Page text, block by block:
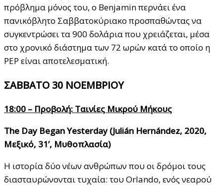
πρόβλημα μόνος του, ο Benjamin περνάει ένα
πανικόβλητο Σαββατοκύριακο προσπαθώντας να
συγκεντρώσει τα 900 δολάρια που χρειάζεται, μέσα
στο χρονικό διάστημα των 72 ωρών κατά το οποίο η
PEP είναι αποτελεσματική.
ΣΑΒΒΑΤΟ 30 ΝΟΕΜΒΡΙΟΥ
18:00 – Προβολή: Ταινίες Μικρού Μήκους
The Day Began Yesterday (Julián Hernández, 2020,
Μεξικό, 31’, Μυθοπλασία)
Η ιστορία δύο νέων ανθρώπων που οι δρόμοι τους
διασταυρώνονται τυχαία: του Orlando, ενός νεαρού